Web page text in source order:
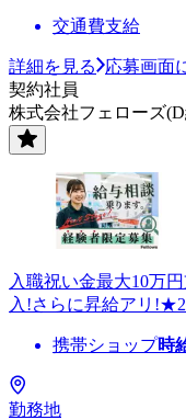
交通費支給
詳細を見る
応募画面
契約社員
株式会社フェローズ
入職祝い金最大10万
入!さらに昇給アリ
携帯ショップ時
勤務地